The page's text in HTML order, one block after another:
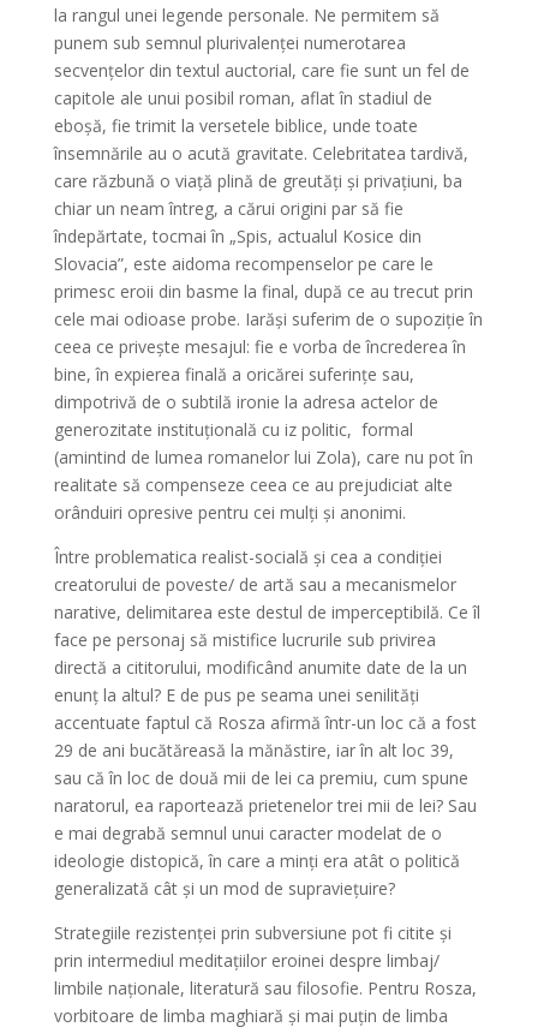
la rangul unei legende personale. Ne permitem să
punem sub semnul plurivalenței numerotarea
secvențelor din textul auctorial, care fie sunt un fel de
capitole ale unui posibil roman, aflat în stadiul de
eboșă, fie trimit la versetele biblice, unde toate
însemnările au o acută gravitate. Celebritatea tardivă,
care răzbună o viață plină de greutăți și privațiuni, ba
chiar un neam întreg, a cărui origini par să fie
îndepărtate, tocmai în „Spis, actualul Kosice din
Slovacia”, este aidoma recompenselor pe care le
primesc eroii din basme la final, după ce au trecut prin
cele mai odioase probe. Iarăși suferim de o supoziție în
ceea ce privește mesajul: fie e vorba de încrederea în
bine, în expierea finală a oricărei suferințe sau,
dimpotrivă de o subtilă ironie la adresa actelor de
generozitate instituțională cu iz politic, formal
(amintind de lumea romanelor lui Zola), care nu pot în
realitate să compenseze ceea ce au prejudiciat alte
orânduiri opresive pentru cei mulți și anonimi.
Între problematica realist-socială și cea a condiției
creatorului de poveste/ de artă sau a mecanismelor
narative, delimitarea este destul de imperceptibilă. Ce îl
face pe personaj să mistifice lucrurile sub privirea
directă a cititorului, modificând anumite date de la un
enunț la altul? E de pus pe seama unei senilități
accentuate faptul că Rosza afirmă într-un loc că a fost
29 de ani bucătăreasă la mănăstire, iar în alt loc 39,
sau că în loc de două mii de lei ca premiu, cum spune
naratorul, ea raportează prietenelor trei mii de lei? Sau
e mai degrabă semnul unui caracter modelat de o
ideologie distopică, în care a minți era atât o politică
generalizată cât și un mod de supraviețuire?
Strategiile rezistenței prin subversiune pot fi citite și
prin intermediul meditațiilor eroinei despre limbaj/
limbile naționale, literatură sau filosofie. Pentru Rosza,
vorbitoare de limba maghiară și mai puțin de limba